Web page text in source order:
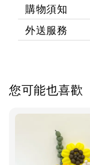
購物須知
外送服務
您可能也喜歡